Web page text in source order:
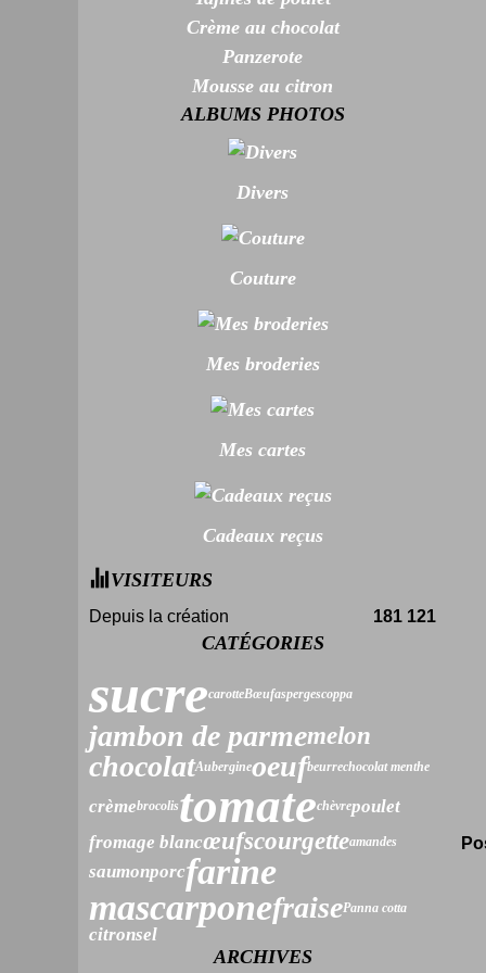
Crème au chocolat
Panzerote
Mousse au citron
ALBUMS PHOTOS
Divers
Couture
Mes broderies
Mes cartes
Cadeaux reçus
VISITEURS
Depuis la création 181 121
CATÉGORIES
sucrecarotteBœufaspergescoppa
jambon de parmemelon
chocolatAubergineoeufbeurrechocolat menthe
crèmebrocolistomatechèvrepoulet
fromage blancœufscourgetteamandes
saumonporcfarine
mascarponefraisePanna cotta
citronsel
ARCHIVES